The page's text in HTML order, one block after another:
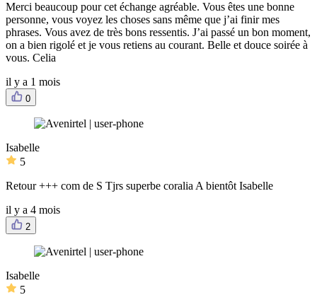
Merci beaucoup pour cet échange agréable. Vous êtes une bonne
personne, vous voyez les choses sans même que j’ai finir mes
phrases. Vous avez de très bons ressentis. J’ai passé un bon moment,
on a bien rigolé et je vous retiens au courant. Belle et douce soirée à
vous. Celia
il y a 1 mois
0
Isabelle
5
Retour +++ com de S Tjrs superbe coralia A bientôt Isabelle
il y a 4 mois
2
Isabelle
5